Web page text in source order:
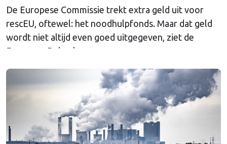
De Europese Commissie trekt extra geld uit voor
rescEU, oftewel: het noodhulpfonds. Maar dat geld
wordt niet altijd even goed uitgegeven, ziet de
Europese Rekenkamer.